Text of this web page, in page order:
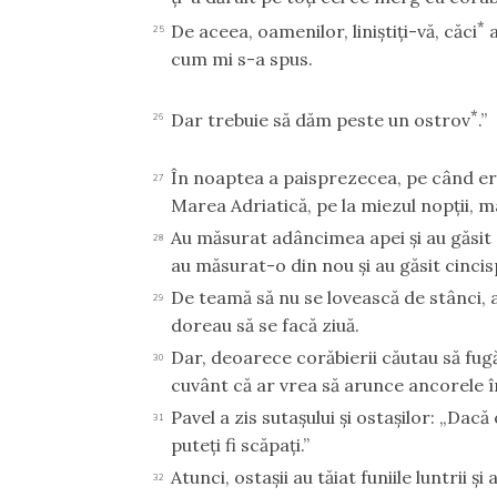
25 De aceea, oamenilor, liniştiţi-vă, căci*
cum mi s-a spus.
26 Dar trebuie să dăm peste un ostrov*.”
27
În noaptea a paisprezecea, pe când
Marea Adriatică, pe la miezul nopţii,
28
Au măsurat adâncimea apei şi au
au măsurat-o din nou şi au găsit
29
De teamă să nu se lovească de
doreau să se facă ziuă.
30
Dar, deoarece corăbierii căutau să
cuvânt că ar vrea să arunce
31
Pavel a zis sutaşului şi ostaşilor:
puteţi fi scăpaţi.”
32 Atunci, ostaşii au tăiat funiile luntrii şi